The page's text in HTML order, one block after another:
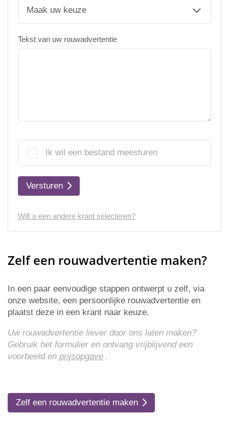
Tekst van uw rouwadvertentie
Ik wil een bestand meesturen
Versturen
Wilt u een andere krant selecteren?
Zelf een rouwadvertentie maken?
In een paar eenvoudige stappen ontwerpt u zelf, via
onze website, een persoonlijke rouwadvertentie en
plaatst deze in een krant naar keuze.
Uw rouwadvertentie liever door ons laten maken?
Gebruik het formulier en ontvang vrijblijvend een
voorbeeld en prijsopgave .
Zelf een rouwadvertentie maken